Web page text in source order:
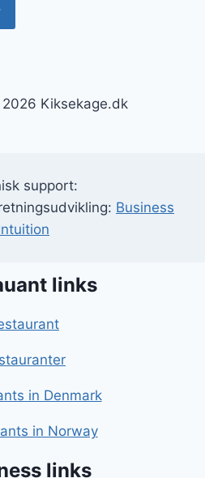
Kiksekage.dk
support:
Business
links
in Denmark
in Norway
links